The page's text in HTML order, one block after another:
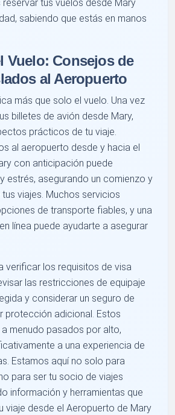
tus vuelos desde Mary
sabiendo que estás en manos
Vuelo: Consejos de
al Aeropuerto
más que solo el vuelo. Una vez
billetes de avión desde Mary,
prácticos de tu viaje.
al aeropuerto desde y hacia el
con anticipación puede
estrés, asegurando un comienzo y
viajes. Muchos servicios
de transporte fiables, y una
línea puede ayudarte a asegurar
verificar los requisitos de visa
las restricciones de equipaje
y considerar un seguro de
protección adicional. Estos
menudo pasados por alto,
a una experiencia de
Estamos aquí no solo para
para ser tu socio de viajes
información y herramientas que
viaje desde el Aeropuerto de Mary